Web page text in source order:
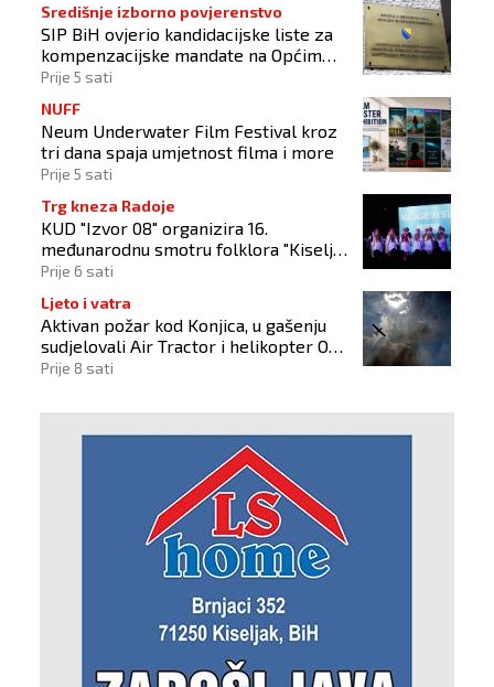
Središnje izborno povjerenstvo
SIP BiH ovjerio kandidacijske liste za
kompenzacijske mandate na Općim
izborima 2026
Prije 5 sati
NUFF
Neum Underwater Film Festival kroz
tri dana spaja umjetnost filma i more
Prije 5 sati
Trg kneza Radoje
KUD "Izvor 08" organizira 16.
međunarodnu smotru folklora "Kiseljak
2026"
Prije 6 sati
Ljeto i vatra
Aktivan požar kod Konjica, u gašenju
sudjelovali Air Tractor i helikopter OS-
a BiH
Prije 8 sati